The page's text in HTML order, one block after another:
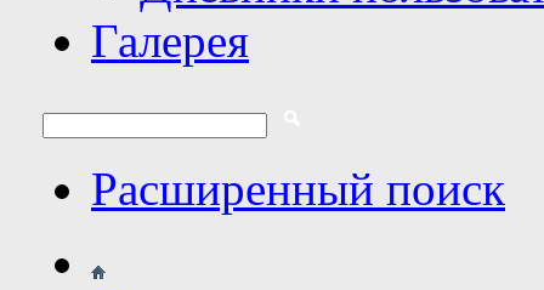
Галерея
Расширенный поиск